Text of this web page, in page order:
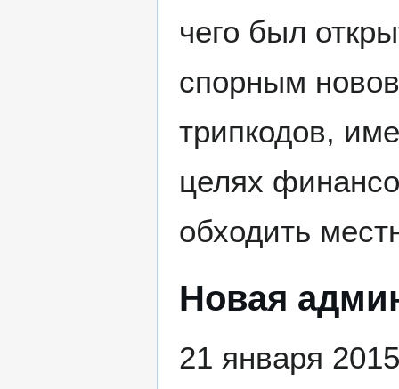
чего был
спорным
трипкодов,
целях
обходить
Новая
21 января